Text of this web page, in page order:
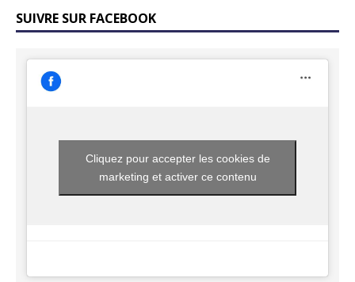
SUIVRE SUR FACEBOOK
Cliquez pour accepter les cookies de
marketing et activer ce contenu